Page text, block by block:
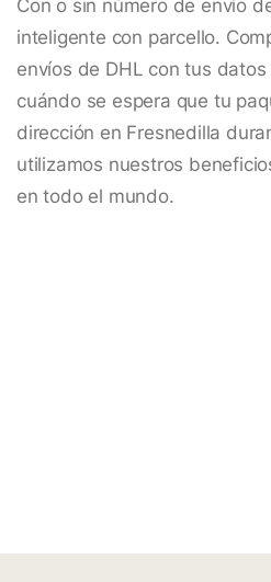
Con o sin número de envío
inteligente con parcello.
envíos de DHL con tus
cuándo se espera que tu
dirección en Fresnedilla
utilizamos nuestros
en todo el mundo.